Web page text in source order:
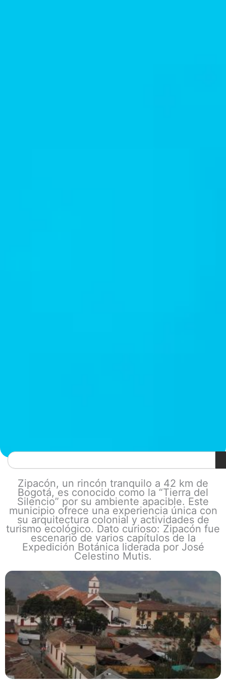
Search
Zipacón, un rincón tranquilo a 42 km de
Bogotá, es conocido como la “Tierra del
Silencio” por su ambiente apacible. Este
municipio ofrece una experiencia única con
su arquitectura colonial y actividades de
turismo ecológico. Dato curioso: Zipacón fue
escenario de varios capítulos de la
Expedición Botánica liderada por José
Celestino Mutis.